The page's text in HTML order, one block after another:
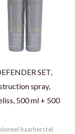
SET,
spray,
500 ml + 500
haarherstel